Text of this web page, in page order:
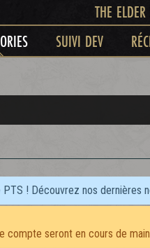
THE ELDER
SUIVI DEV
! Découvrez nos dernières
compte seront en cours de